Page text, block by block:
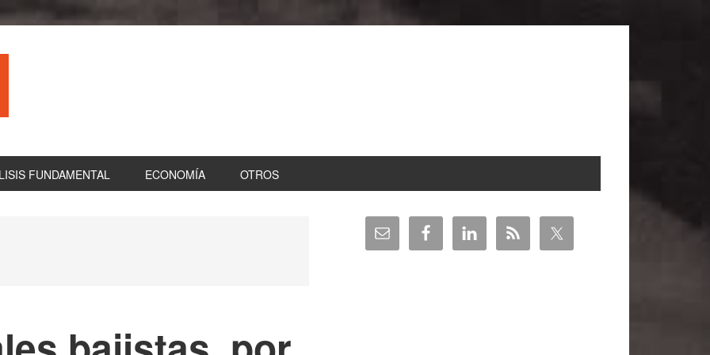
FUNDAMENTAL ECONOMÍA OTROS
Barra
lateral